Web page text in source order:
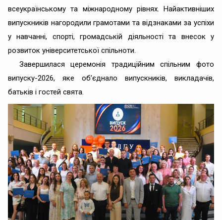
всеукраїнському та міжнародному рівнях. Найактивніших
випускників нагородили грамотами та відзнаками за успіхи
у навчанні, спорті, громадській діяльності та внесок у
розвиток університетської спільноти.
Завершилася церемонія традиційним спільним фото
випуску-2026, яке об’єднало випускників, викладачів,
батьків і гостей свята.